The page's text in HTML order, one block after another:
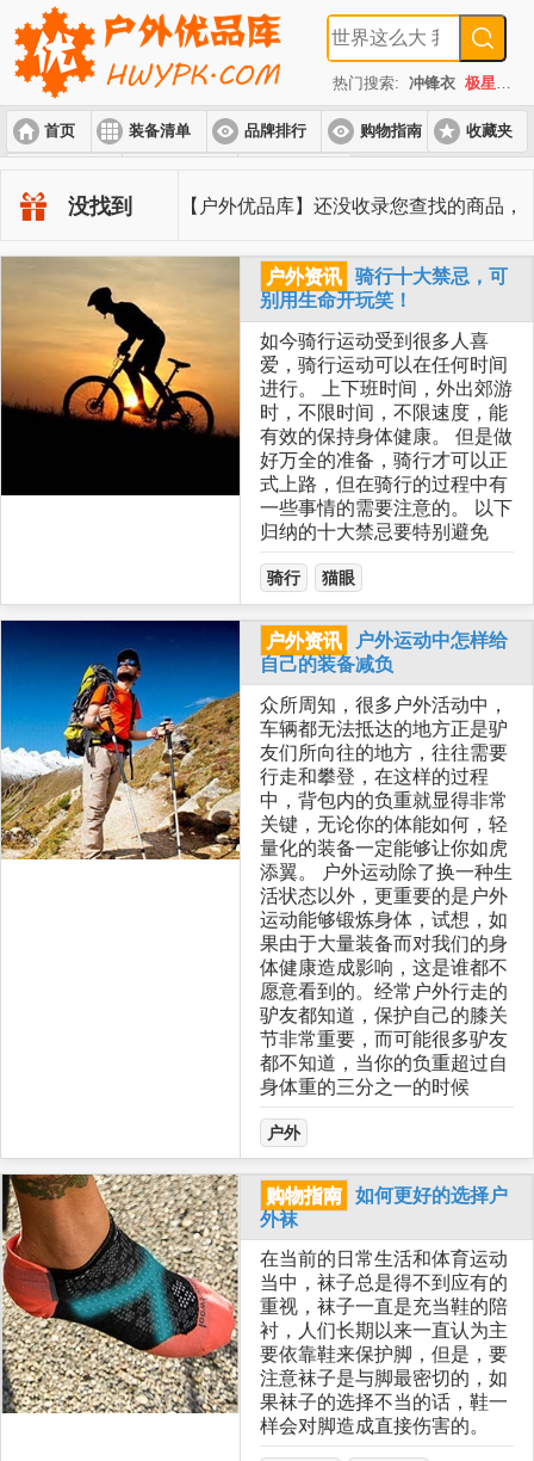
热门搜索: 冲锋衣 极星
首页 装备清单 品牌排行 购物指南 收藏夹
没找到 【户外优品库】还没收录您查找的商品，
信息已记录，如果此商品符合本站的选品
原则，将会很快收录进来。
户外资讯
骑行十大禁忌，可
别用生命开玩笑！
如今骑行运动受到很多人喜
爱，骑行运动可以在任何时间
进行。 上下班时间，外出郊游
时，不限时间，不限速度，能
有效的保持身体健康。 但是做
好万全的准备，骑行才可以正
式上路，但在骑行的过程中有
一些事情的需要注意的。 以下
归纳的十大禁忌要特别避免
骑行 猫眼
户外资讯
户外运动中怎样给
自己的装备减负
众所周知，很多户外活动中，
车辆都无法抵达的地方正是驴
友们所向往的地方，往往需要
行走和攀登，在这样的过程
中，背包内的负重就显得非常
关键，无论你的体能如何，轻
量化的装备一定能够让你如虎
添翼。 户外运动除了换一种生
活状态以外，更重要的是户外
运动能够锻炼身体，试想，如
果由于大量装备而对我们的身
体健康造成影响，这是谁都不
愿意看到的。经常户外行走的
驴友都知道，保护自己的膝关
节非常重要，而可能很多驴友
都不知道，当你的负重超过自
身体重的三分之一的时候
户外
购物指南
如何更好的选择户
外袜
在当前的日常生活和体育运动
当中，袜子总是得不到应有的
重视，袜子一直是充当鞋的陪
衬，人们长期以来一直认为主
要依靠鞋来保护脚，但是，要
注意袜子是与脚最密切的，如
果袜子的选择不当的话，鞋一
样会对脚造成直接伤害的。